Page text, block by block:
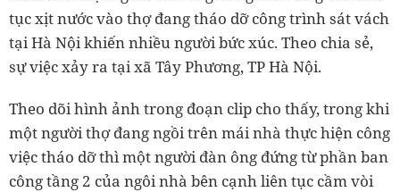
tục xịt nước vào thợ đang tháo dỡ công trình sát vách
tại Hà Nội khiến nhiều người bức xúc. Theo chia sẻ,
sự việc xảy ra tại xã Tây Phương, TP Hà Nội.
Theo dõi hình ảnh trong đoạn clip cho thấy, trong khi
một người thợ đang ngồi trên mái nhà thực hiện công
việc tháo dỡ thì một người đàn ông đứng từ phần ban
công tầng 2 của ngôi nhà bên cạnh liên tục cầm vòi